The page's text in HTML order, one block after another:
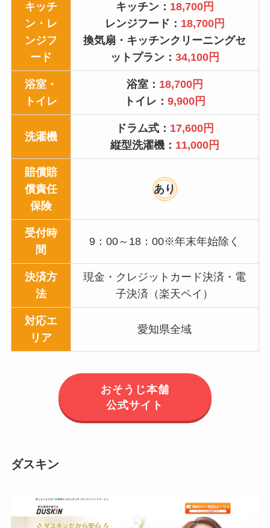
キッチ
ン・レ
ンジフ
ード
キッチン： 18,700円
レンジフード： 18,700円
換気扇・キッチンクリーニングセ
ットプラン： 34,100円
浴室・
トイレ
浴室： 18,700円
トイレ： 9,900円
洗濯機
ドラム式： 17,600円
縦型洗濯機： 11,000円
賠償賠
償責任
保険
あり
受付時
間
9：00～18：00※年末年始除く
決済方
法
現金・クレジットカード決済・電
子決済（楽天ペイ）
対応エ
リア
愛知県全域
おそうじ本舗
公式サイト
ダスキン